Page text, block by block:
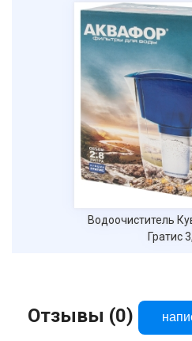
Водоочиститель
Гратис
Отзывы (0)